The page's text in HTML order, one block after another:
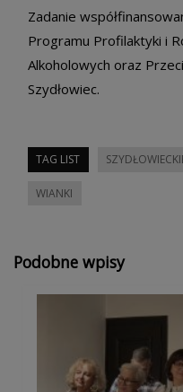
Zadanie
Programu Profilaktyki i
Alkoholowych oraz
Szydłowiec.
TAG LIST
WIANKI
Podobne wpisy